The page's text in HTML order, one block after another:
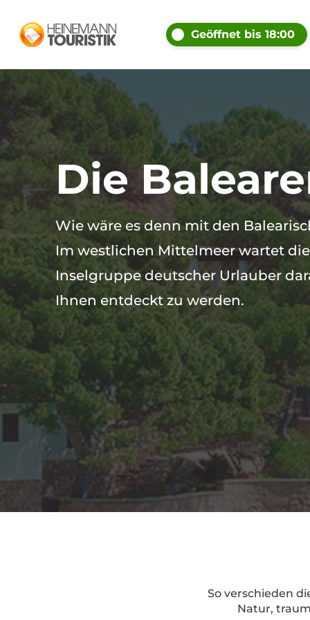
Geöffnet bis 18:00
Die
Wie wäre es denn mit den
Im westlichen Mittelmeer wartet
Inselgruppe deutscher Urlauber
Ihnen entdeckt zu werden.
So verschieden
Natur,